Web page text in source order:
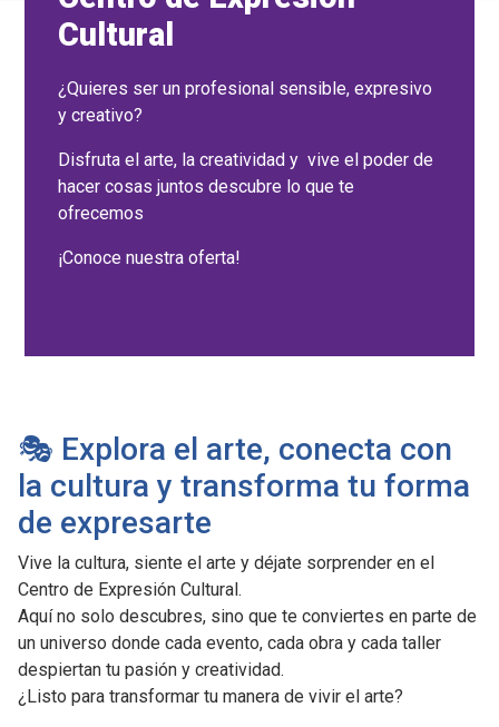
Cultural
¿Quieres ser un profesional sensible, expresivo
y creativo?
Disfruta el arte, la creatividad y vive el poder de
hacer cosas juntos descubre lo que te
ofrecemos
¡Conoce nuestra oferta!
🎭 Explora el arte, conecta con
la cultura y transforma tu forma
de expresarte
Vive la cultura, siente el arte y déjate sorprender en el
Centro de Expresión Cultural.
Aquí no solo descubres, sino que te conviertes en parte de
un universo donde cada evento, cada obra y cada taller
despiertan tu pasión y creatividad.
¿Listo para transformar tu manera de vivir el arte?